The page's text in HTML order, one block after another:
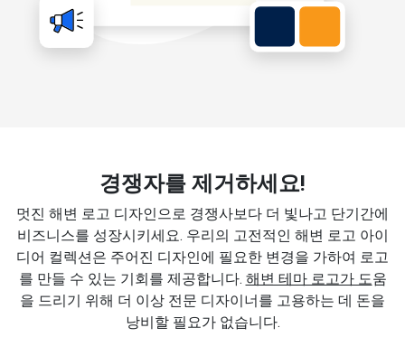
경쟁자를 제거하세요!
멋진 해변 로고 디자인으로 경쟁사보다 더 빛나고 단기간에
비즈니스를 성장시키세요. 우리의 고전적인 해변 로고 아이
디어 컬렉션은 주어진 디자인에 필요한 변경을 가하여 로고
를 만들 수 있는 기회를 제공합니다. 해변 테마 로고가 도움
을 드리기 위해 더 이상 전문 디자이너를 고용하는 데 돈을
낭비할 필요가 없습니다.